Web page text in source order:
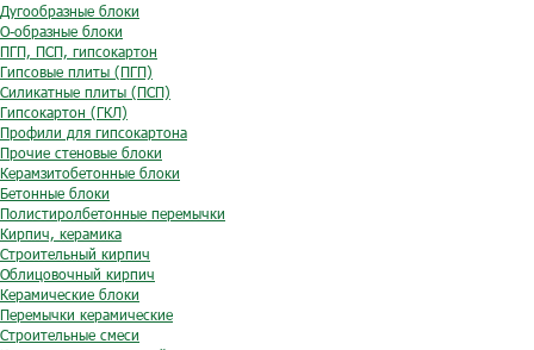
Дугообразные блоки
O-образные блоки
ПГП, ПСП, гипсокартон
Гипсовые плиты (ПГП)
Силикатные плиты (ПСП)
Гипсокартон (ГКЛ)
Профили для гипсокартона
Прочие стеновые блоки
Керамзитобетонные блоки
Бетонные блоки
Полистиролбетонные перемычки
Кирпич, керамика
Строительный кирпич
Облицовочный кирпич
Керамические блоки
Перемычки керамические
Строительные смеси